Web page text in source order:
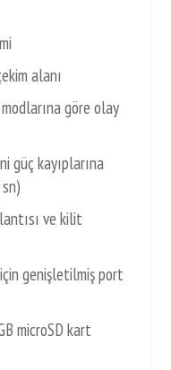
alanı
göre olay
güç kayıplarına
ve kilit
genişletilmiş port
microSD kart